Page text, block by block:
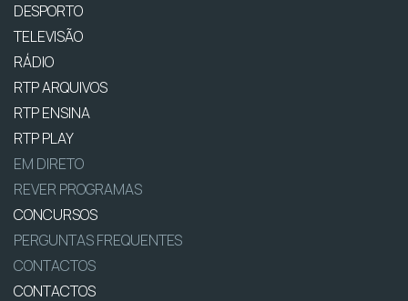
DESPORTO
TELEVISÃO
RÁDIO
RTP ARQUIVOS
RTP ENSINA
RTP PLAY
EM DIRETO
REVER PROGRAMAS
CONCURSOS
PERGUNTAS FREQUENTES
CONTACTOS
CONTACTOS